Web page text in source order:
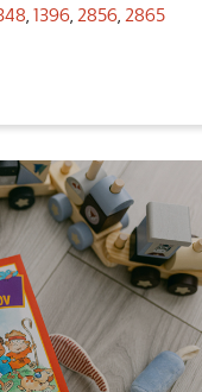
1396 2856 2865